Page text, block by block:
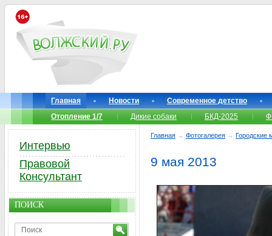
Главная Новости
Современное детство
Отопление 1/7
Дикие собаки БКД-2025
Главная → Фотогалерея → Городские
9 мая 2013
Интервью
Правовой
Консультант
ПОИСК